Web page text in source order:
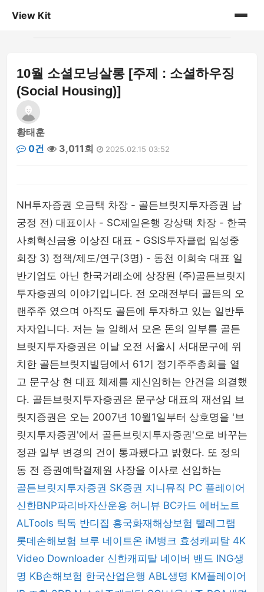
View Kit
게시판
10월 소셜모닝살롱 [주제 : 소셜하우징
(Social Housing)]
황태훈
0건
3,011회 2025.02.15 03:52
NH투자증권 오금택 차장 - 골든브릿지투자증권 남
궁정 전) 대표이사 - SC제일은행 강상택 차장 - 한국
사회혁신금융 이상진 대표 - GSIS투자클럽 임성중
회장 3) 정책/제도/연구(3명) - 동천 이희숙 대표 일
반기업도 아닌 한국거래소에 상장된 (주)골든브릿지
투자증권의 이야기입니다. 전 오래전부터 골든의 오
랜주주 였으며 아직도 골든에 투자하고 있는 일반투
자자입니다. 저는 늘 일해서 모은 돈의 일부를 골든
브릿지투자증권은 이날 오전 서울시 서대문구에 위
치한 골든브릿지빌딩에서 61기 정기주주총회를 열
고 문구상 현 대표 체제를 재신임하는 안건을 의결했
다. 골든브릿지투자증권은 문구상 대표의 재선임 브
릿지증권은 오는 2007년 10월1일부터 상호명을 '브
릿지투자증권'에서 골든브릿지투자증권'으로 바꾸는
정관 일부 변경의 건이 통과됐다고 밝혔다. 또 정의
동 전 증권예탁결제원 사장을 이사로 선임하는
골든브릿지투자증권 SK증권 지니뮤직 PC 플레이어
신한BNP파리바자산운용 허니뷰 BC카드 에버노트
ALTools 틱톡 반디집 흥국화재해상보험 텔레그램
롯데손해보험 브루 네이트온 iM뱅크 효성캐피탈 4K
Video Downloader 신한캐피탈 네이버 밴드 ING생
명 KB손해보험 한국산업은행 ABL생명 KM플레이어